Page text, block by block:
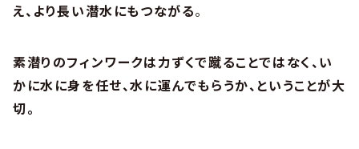
え、より長い潜水にもつながる。
素潜りのフィンワークは力ずくで蹴ることではなく、い
かに水に身を任せ、水に運んでもらうか、ということが大
切。